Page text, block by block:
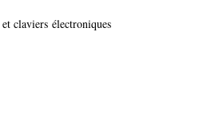
claviers électroniques